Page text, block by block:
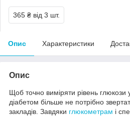
365 ₴ від 3 шт.
Опис Характеристики
Опис
Щоб точно виміряти рівень глюкози
діабетом більше не потрібно
закладів. Завдяки глюкометрам і